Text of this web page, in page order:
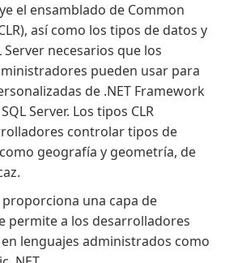
el ensamblado de Common
así como los tipos de datos y
Server necesarios que los
pueden usar para
de .NET Framework
Server. Los tipos CLR
controlar tipos de
geografía y geometría, de
una capa de
permite a los desarrolladores
lenguajes administrados como